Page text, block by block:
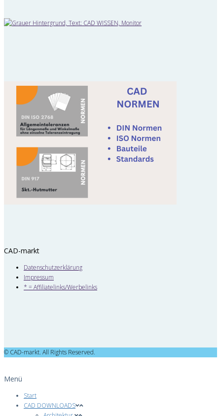
CAD-markt
Datenschutzerklärung
Impressum
* = Affiliatelinks/Werbelinks
© CAD-markt. All Rights Reserved.
Menü
Start
CAD DOWNLOADS